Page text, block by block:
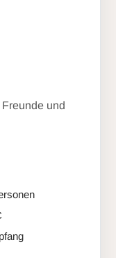
und